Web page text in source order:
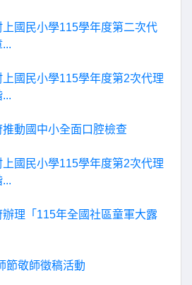
國民小學115學年度第二次代
國民小學115學年度第2次代理
動國中小全面口腔檢查
國民小學115學年度第2次代理
理「115年全國社區童軍大露
節敬師徵稿活動